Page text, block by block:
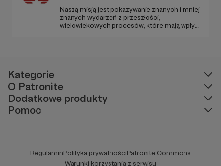
Naszą misją jest pokazywanie znanych i mniej
znanych wydarzeń z przeszłości,
wielowiekowych procesów, które mają wpływ
Kategorie
O Patronite
Dodatkowe produkty
Pomoc
RegulaminPolityka prywatnościPatronite Commons
Warunki korzystania z serwisu